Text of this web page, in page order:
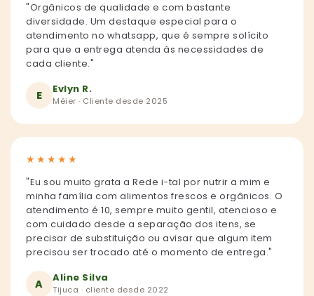
"Orgânicos de qualidade e com bastante
diversidade. Um destaque especial para o
atendimento no whatsapp, que é sempre solícito
para que a entrega atenda às necessidades de
cada cliente."
E Evlyn R.
Méier · Cliente desde 2025
★ ★ ★ ★ ★
"Eu sou muito grata a Rede i-tal por nutrir a mim e
minha família com alimentos frescos e orgânicos. O
atendimento é 10, sempre muito gentil, atencioso e
com cuidado desde a separação dos itens, se
precisar de substituição ou avisar que algum item
precisou ser trocado até o momento de entrega."
A Aline Silva
Tijuca · cliente desde 2022